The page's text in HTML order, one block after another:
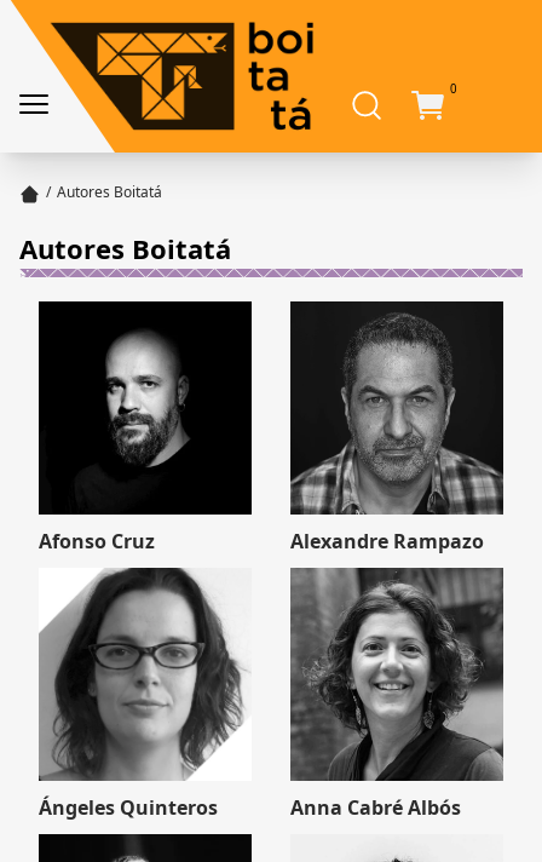
0
/ Autores Boitatá
Autores Boitatá
Afonso Cruz Alexandre Rampazo
Ángeles Quinteros Anna Cabré Albós